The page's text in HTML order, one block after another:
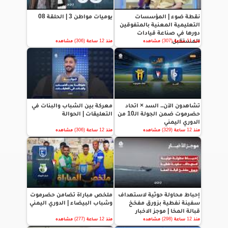
نقطة ضوء | المؤسسات
التعليمية المعنية بالمتفوقين
دورها في صناعة قيادات
المستقبل
منذ 11 ساعة (307) مشاهده
يوميات مواطن 3 | الحلقة 08
منذ 12 ساعة (306) مشاهده
تشاهدون الآن.. السد × اتحاد
حضرموت ضمن الجولة الـ10 من
الدوري اليمني
منذ 12 ساعة (329) مشاهده
معركة بين الشباب والبنات في
التعليقات | الحوالة
منذ 12 ساعة (306) مشاهده
إحباط محاولة حوثية لاستهداف
سفينة نفطية بزورق مفخخ
قبالة المخا | موجز الاخبار
منذ 12 ساعة (298) مشاهده
ملخص مباراة تضامن حضرموت
وشباب البيضاء | الدوري اليمني
منذ 12 ساعة (277) مشاهده